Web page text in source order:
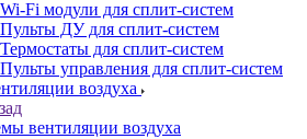
Wi-Fi модули для сплит-систем
Пульты ДУ для сплит-систем
Термостаты для сплит-систем
Пульты управления для сплит-систем
воздуха
вентиляции воздуха